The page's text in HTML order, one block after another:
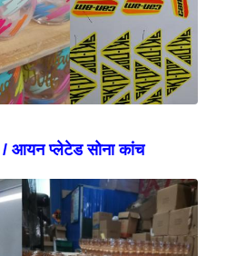
/ आयन प्लेटेड सोना कांच